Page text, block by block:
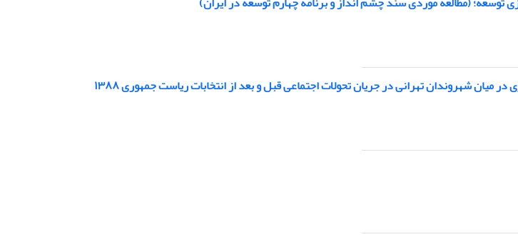
میان شهروندان تهرانی در جریان تحولات اجتماعی قبل و بعد از انتخابات ریاست جمهوری ١٣٨٨